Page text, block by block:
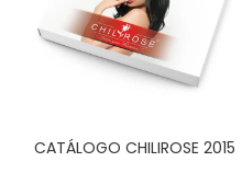
CATÁLOGO CHILIROSE 2015